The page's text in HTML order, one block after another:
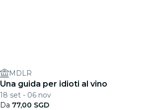
MDLR
Una guida per idioti al vino
18 set - 06 nov
Da 77,00 SGD